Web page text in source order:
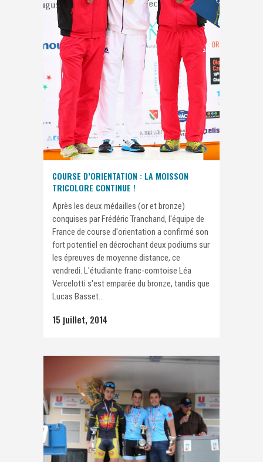
COURSE D’ORIENTATION : LA MOISSON
TRICOLORE CONTINUE !
Après les deux médailles (or et bronze)
conquises par Frédéric Tranchand, l'équipe de
France de course d'orientation a confirmé son
fort potentiel en décrochant deux podiums sur
les épreuves de moyenne distance, ce
vendredi. L'étudiante franc-comtoise Léa
Vercelotti s'est emparée du bronze, tandis que
Lucas Basset...
15 juillet, 2014